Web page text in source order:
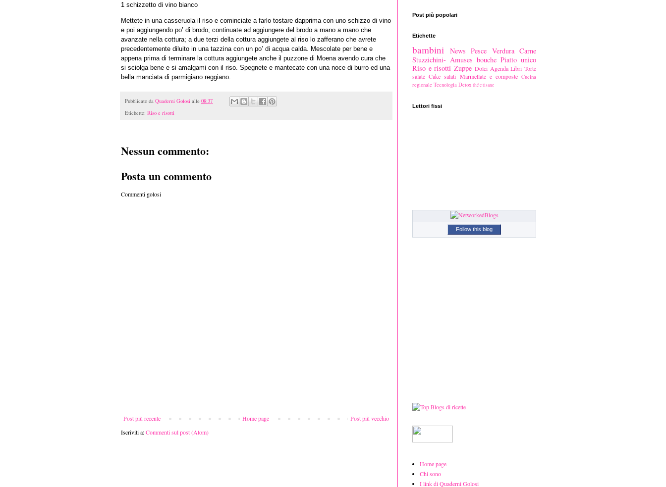
1 schizzetto di vino bianco
Mettete in una casseruola il riso e cominciate a farlo tostare dapprima con uno schizzo di vino
e poi aggiungendo po’ di brodo; continuate ad aggiungere del brodo a mano a mano che
avanzate nella cottura; a due terzi della cottura aggiungete al riso lo zafferano che avrete
precedentemente diluito in una tazzina con un po’ di acqua calda. Mescolate per bene e
appena prima di terminare la cottura aggiungete anche il puzzone di Moena avendo cura che
si sciolga bene e si amalgami con il riso. Spegnete e mantecate con una noce di burro ed una
bella manciata di parmigiano reggiano.
Pubblicato da Quaderni Golosi alle 08:37
Etichette: Riso e risotti
Nessun commento:
Posta un commento
Commenti golosi
Post più recente Post più vecchio
Home page
Iscriviti a:Commenti sul post (Atom)
Post più popolari
Etichette
bambini News Pesce Verdura Carne
Stuzzichini- Amuses bouche Piatto unico
Riso e risotti Zuppe Dolci Agenda Libri Torte
salate Cake salati Marmellate e composte Cucina
regionale Tecnologia Detox thé e tisane
Lettori fissi
Follow this blog
Home page
Chi sono
I link di Quaderni Golosi